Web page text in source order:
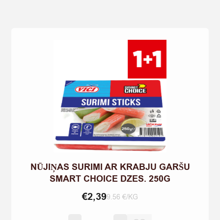
NŪJIŅAS SURIMI AR KRABJU GARŠU
SMART CHOICE DZES. 250G
€2,399.56 €/KG